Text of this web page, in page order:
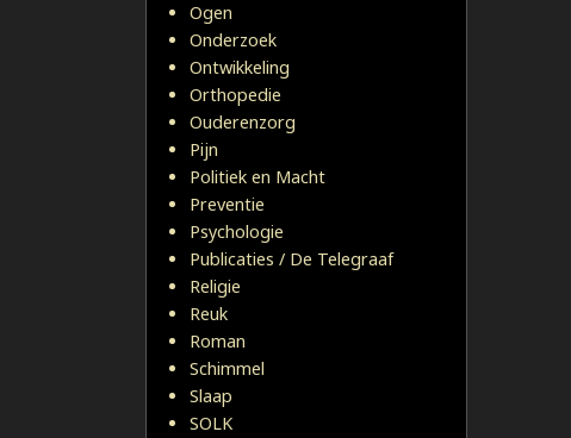
Ogen
Onderzoek
Ontwikkeling
Orthopedie
Ouderenzorg
Pijn
Politiek en Macht
Preventie
Psychologie
Publicaties / De Telegraaf
Religie
Reuk
Roman
Schimmel
Slaap
SOLK